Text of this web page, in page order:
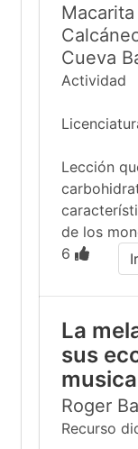
Cueva
Actividad
Lección
de los
6
La
sus
Roger
Recurso